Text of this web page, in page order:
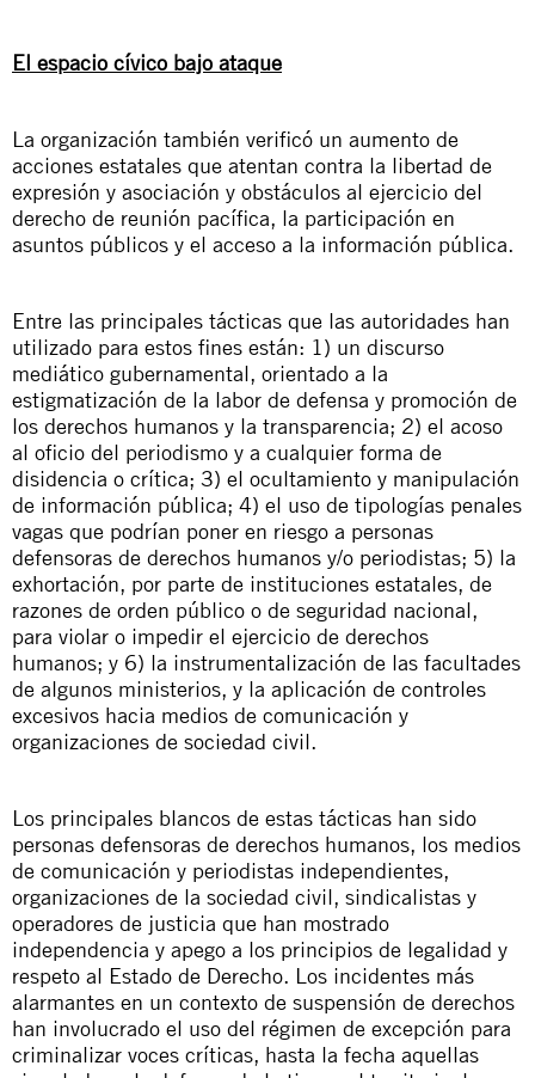
El espacio cívico bajo ataque
La organización también verificó un aumento de
acciones estatales que atentan contra la libertad de
expresión y asociación y obstáculos al ejercicio del
derecho de reunión pacífica, la participación en
asuntos públicos y el acceso a la información pública.
Entre las principales tácticas que las autoridades han
utilizado para estos fines están: 1) un discurso
mediático gubernamental, orientado a la
estigmatización de la labor de defensa y promoción de
los derechos humanos y la transparencia; 2) el acoso
al oficio del periodismo y a cualquier forma de
disidencia o crítica; 3) el ocultamiento y manipulación
de información pública; 4) el uso de tipologías penales
vagas que podrían poner en riesgo a personas
defensoras de derechos humanos y/o periodistas; 5) la
exhortación, por parte de instituciones estatales, de
razones de orden público o de seguridad nacional,
para violar o impedir el ejercicio de derechos
humanos; y 6) la instrumentalización de las facultades
de algunos ministerios, y la aplicación de controles
excesivos hacia medios de comunicación y
organizaciones de sociedad civil.
Los principales blancos de estas tácticas han sido
personas defensoras de derechos humanos, los medios
de comunicación y periodistas independientes,
organizaciones de la sociedad civil, sindicalistas y
operadores de justicia que han mostrado
independencia y apego a los principios de legalidad y
respeto al Estado de Derecho. Los incidentes más
alarmantes en un contexto de suspensión de derechos
han involucrado el uso del régimen de excepción para
criminalizar voces críticas, hasta la fecha aquellas